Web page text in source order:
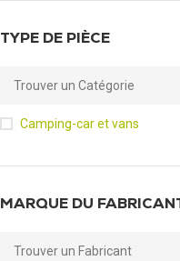
TYPE DE PIÈCE
Camping-car et vans
MARQUE DU